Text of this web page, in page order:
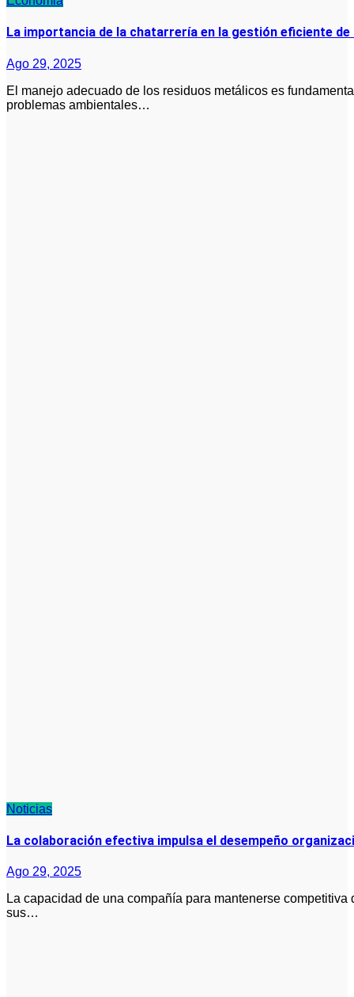
La importancia de la chatarrería en la gestión eficiente
Ago 29, 2025
El manejo adecuado de los residuos metálicos es fundamental para evitar la acumulación que puede generar
problemas ambientales…
Noticias
La colaboración efectiva impulsa el desempeño
Ago 29, 2025
La capacidad de una compañía para mantenerse competitiva depende en gran medida de la forma en que
sus…